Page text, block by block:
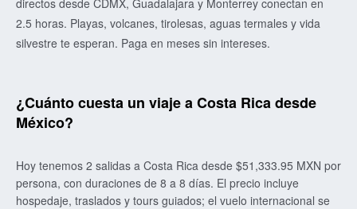
directos desde CDMX, Guadalajara y Monterrey conectan en
2.5 horas. Playas, volcanes, tirolesas, aguas termales y vida
silvestre te esperan. Paga en meses sin intereses.
¿Cuánto cuesta un viaje a Costa Rica desde
México?
Hoy tenemos 2 salidas a Costa Rica desde $51,333.95 MXN por
persona, con duraciones de 8 a 8 días. El precio incluye
hospedaje, traslados y tours guiados; el vuelo internacional se